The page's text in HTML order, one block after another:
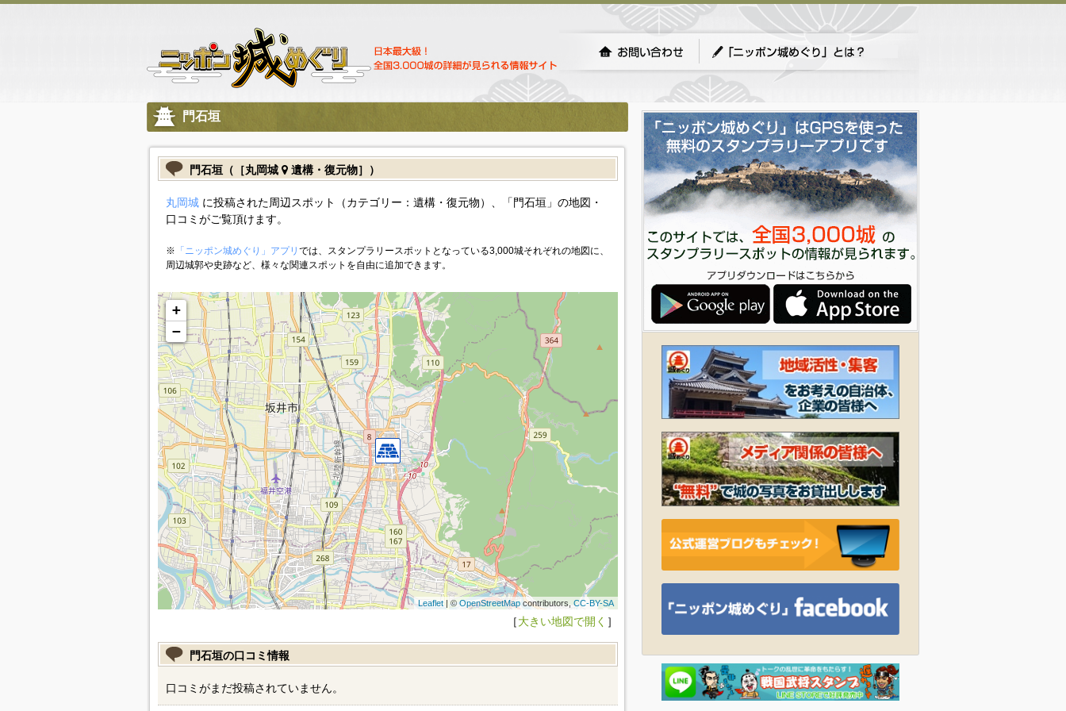
門石垣
門石垣（［丸岡城 遺構・復元物］）
丸岡城に投稿された周辺スポット（カテゴリー：遺構・復元物）、「門石垣」の地図・
口コミがご覧頂けます。
※ 「ニッポン城めぐり」アプリ では、スタンプラリースポットとなっている3,000城それぞれの地図に、
周辺城郭や史跡など、様々な関連スポットを自由に追加できます。
+
−
Leaflet| © OpenStreetMapcontributors, CC-BY-SA
［大きい地図で開く ］
門石垣の口コミ情報
口コミがまだ投稿されていません。